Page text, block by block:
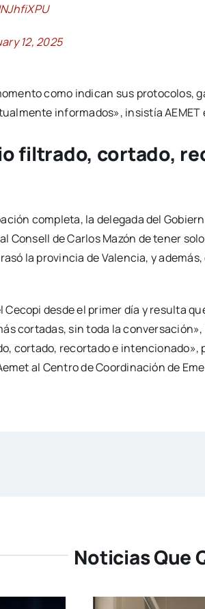
12, 2025
como indican sus protocolos,
informados», insistía AEMET
filtrado, cortado,
completa, la delegada del
Consell de Carlos Mazón de tener
la provincia de Valencia, y
desde el primer día y resulta
cortadas, sin toda la
cortado, recortado e intencionado»,
al Centro de Coordinación de
Noticias Que